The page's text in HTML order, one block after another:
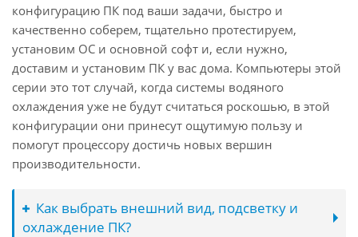
конфигурацию ПК под ваши задачи, быстро и
качественно соберем, тщательно протестируем,
установим ОС и основной софт и, если нужно,
доставим и установим ПК у вас дома. Компьютеры этой
серии это тот случай, когда системы водяного
охлаждения уже не будут считаться роскошью, в этой
конфигурации они принесут ощутимую пользу и
помогут процессору достичь новых вершин
производительности.
Как выбрать внешний вид, подсветку и
охлаждение ПК?